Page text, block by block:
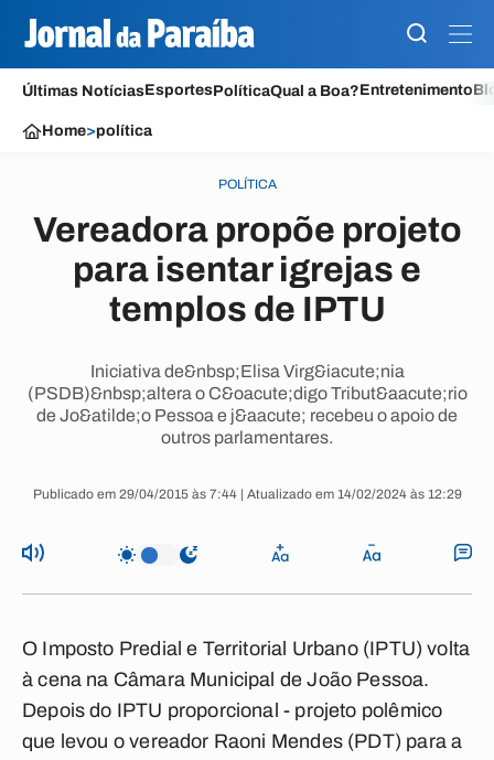
Últimas NotíciasEsportesPolíticaQual a Boa?Entretenimento
Home>política
POLÍTICA
Vereadora propõe projeto
para isentar igrejas e
templos de IPTU
Iniciativa de&nbsp;Elisa Virg&iacute;nia
(PSDB)&nbsp;altera o C&oacute;digo Tribut&aacute;rio
de Jo&atilde;o Pessoa e j&aacute; recebeu o apoio de
outros parlamentares.
Publicado em 29/04/2015 às 7:44 | Atualizado em 14/02/2024 às 12:29
O Imposto Predial e Territorial Urbano (IPTU) volta
à cena na Câmara Municipal de João Pessoa.
Depois do IPTU proporcional - projeto polêmico
que levou o vereador Raoni Mendes (PDT) para a